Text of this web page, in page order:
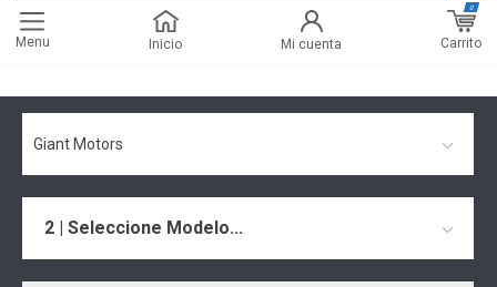
Menu Inicio Mi cuenta Carrito
0
Giant Motors
2 | Seleccione Modelo...